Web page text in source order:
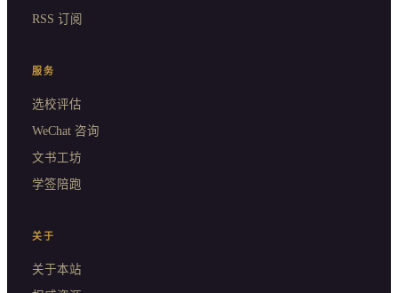
RSS 订阅
服务
选校评估
WeChat 咨询
文书工坊
学签陪跑
关于
关于本站